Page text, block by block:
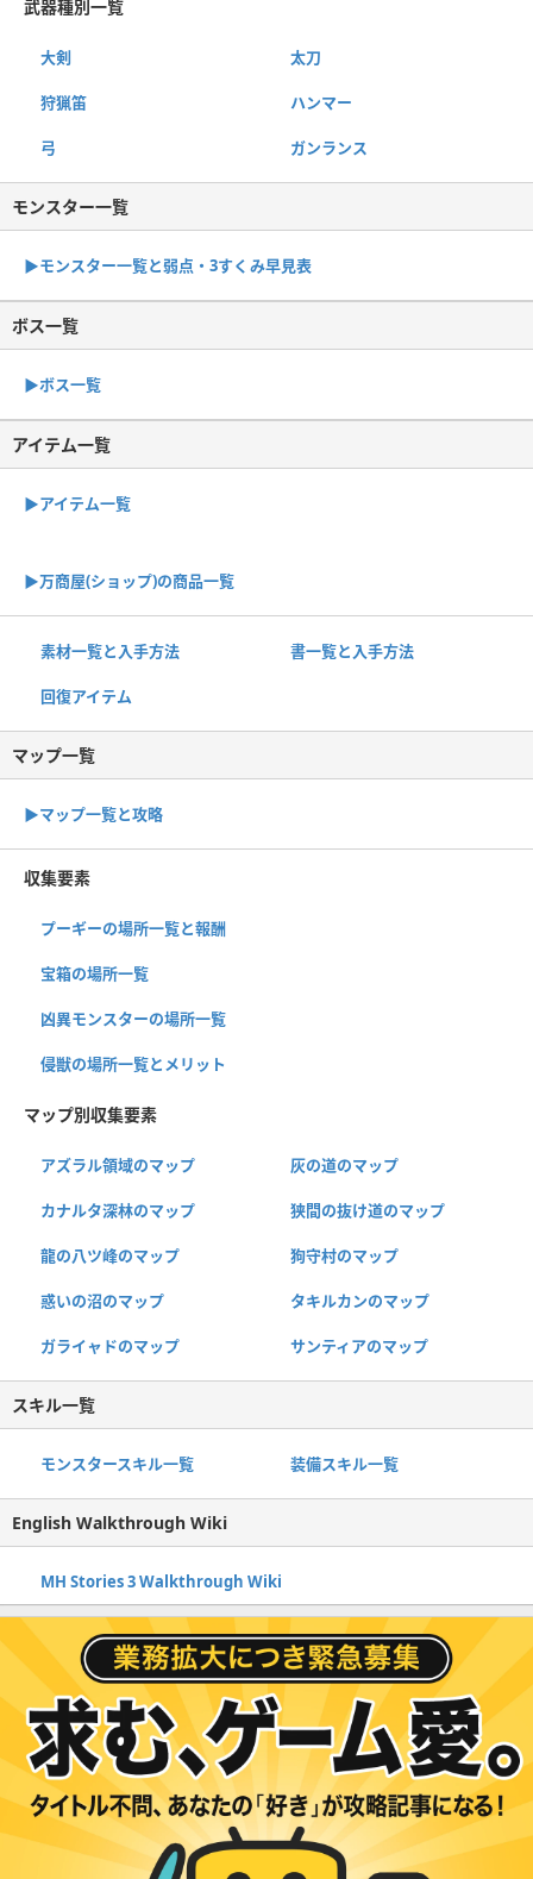
武器種別一覧
大剣 太刀
狩猟笛 ハンマー
弓 ガンランス
モンスター一覧
▶︎モンスター一覧と弱点・3すくみ早見表
ボス一覧
▶︎ボス一覧
アイテム一覧
▶アイテム一覧
▶︎万商屋(ショップ)の商品一覧
素材一覧と入手方法 書一覧と入手方法
回復アイテム
マップ一覧
▶︎マップ一覧と攻略
収集要素
プーギーの場所一覧と報酬
宝箱の場所一覧
凶異モンスターの場所一覧
侵獣の場所一覧とメリット
マップ別収集要素
アズラル領域のマップ 灰の道のマップ
カナルタ深林のマップ 狭間の抜け道のマップ
龍の八ツ峰のマップ 狗守村のマップ
惑いの沼のマップ タキルカンのマップ
ガライャドのマップ サンティアのマップ
スキル一覧
モンスタースキル一覧 装備スキル一覧
English Walkthrough Wiki
MH Stories 3 Walkthrough Wiki